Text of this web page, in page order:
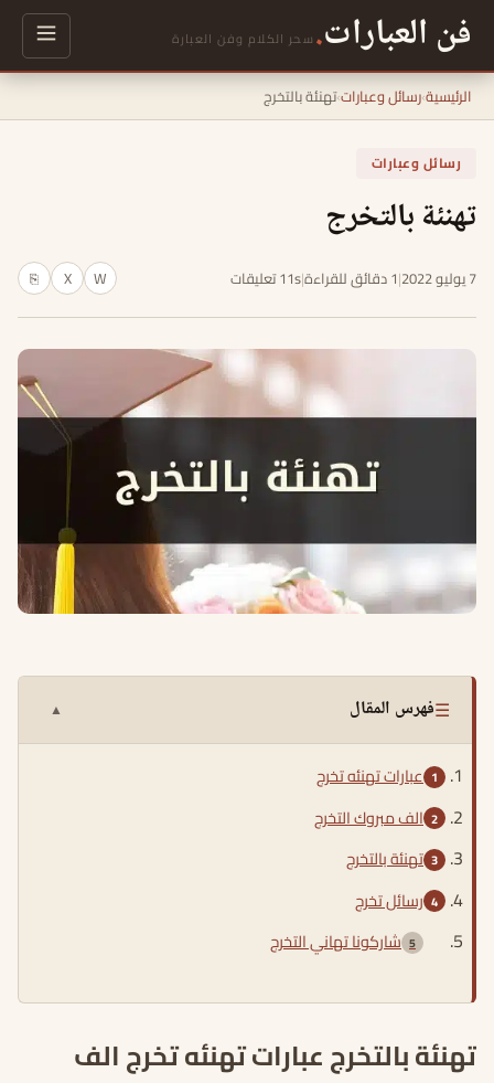
فن العبارات. سحر الكلام وفن العبارة
الرئيسية›رسائل وعبارات›تهنئة بالتخرج
رسائل وعبارات
تهنئة بالتخرج
7 يوليو 2022 |1 دقائق للقراءة |11s تعليقات W
X
⎘
☰فهرس المقال ▲
عبارات تهنئه تخرج
الف مبروك التخرج
تهنئة بالتخرج
رسائل تخرج
شاركونا تهاني التخرج
تهنئة بالتخرج عبارات تهنئه تخرج الف